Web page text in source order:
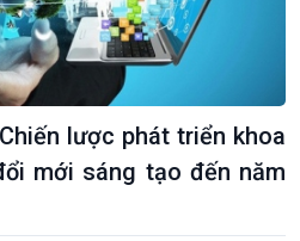
lược phát triển khoa
mới sáng tạo đến năm